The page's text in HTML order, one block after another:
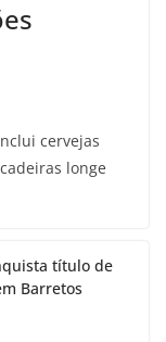
cervejas
longe
título de
Barretos